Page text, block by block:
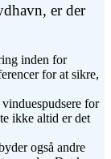
er der
inden for
for at sikre,
for
ikke altid er det
også andre